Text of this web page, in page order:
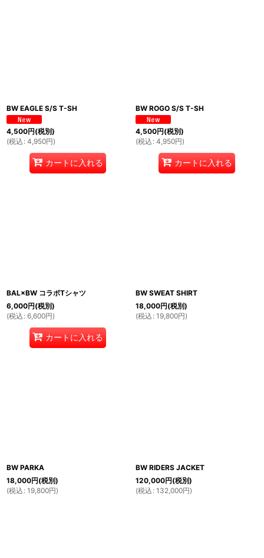
BW EAGLE S/S T-SH
4,500円(税別)
(税込 : 4,950円)
カートに入れる
BW ROGO S/S T-SH
4,500円(税別)
(税込 : 4,950円)
カートに入れる
BAL×BW コラボTシャツ
6,000円(税別)
(税込 : 6,600円)
カートに入れる
BW SWEAT SHIRT
18,000円(税別)
(税込 : 19,800円)
BW PARKA
18,000円(税別)
(税込 : 19,800円)
BW RIDERS JACKET
120,000円(税別)
(税込 : 132,000円)